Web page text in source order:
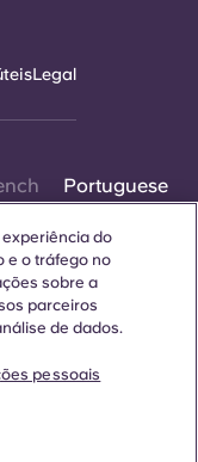
Legal
Portuguese
experiência do
e o tráfego no
sobre a
parceiros
de dados.
pessoais